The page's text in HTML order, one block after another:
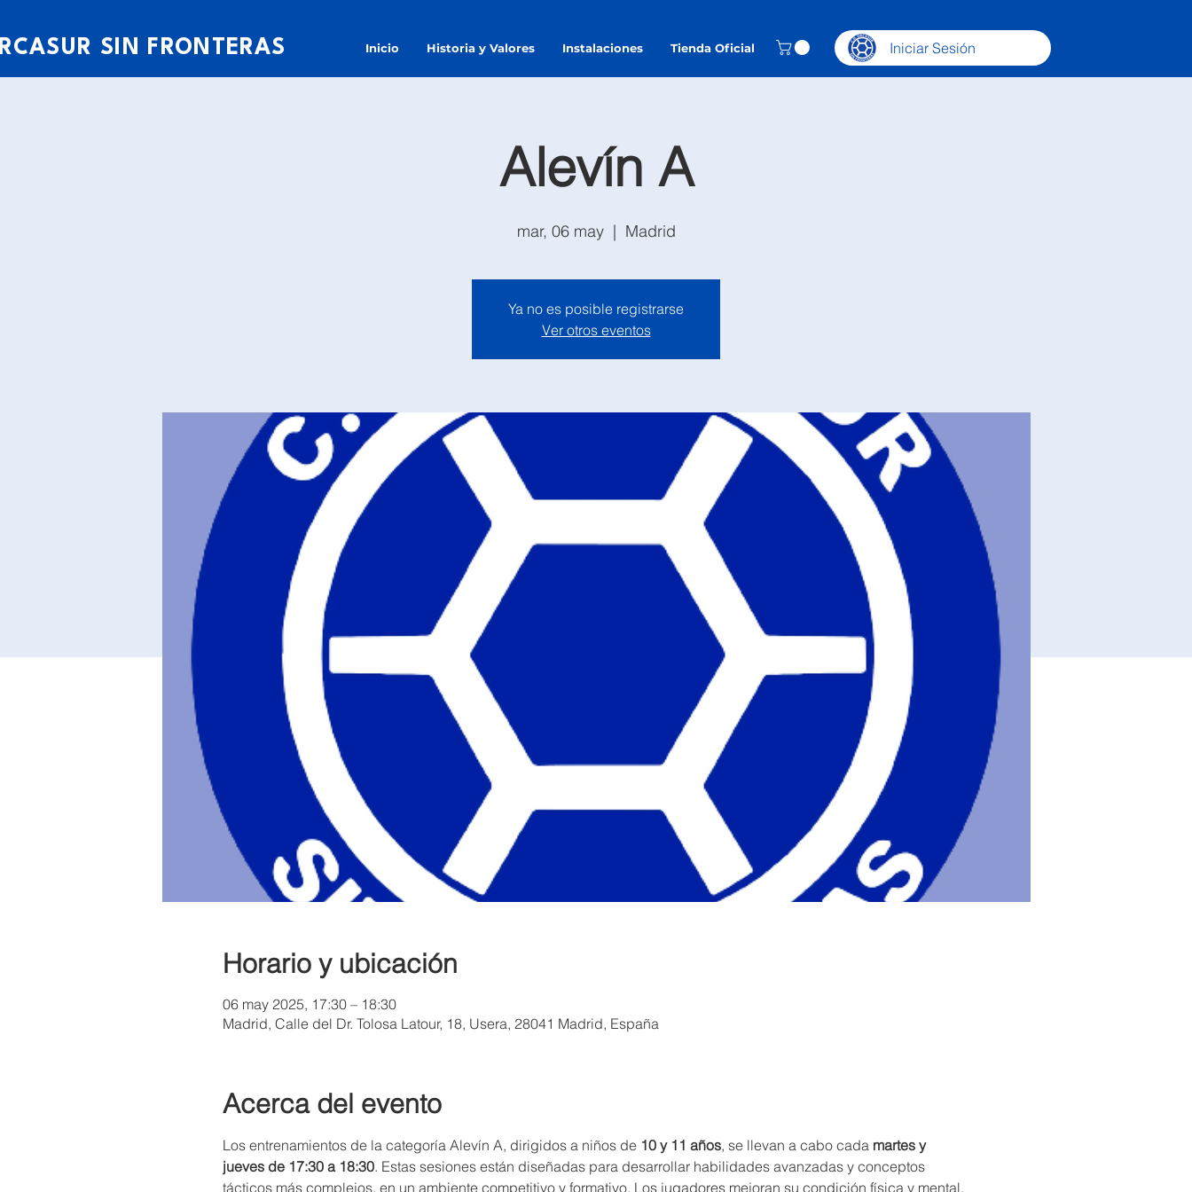
SIN FRONTERAS Inicio Historia y Valores Instalaciones Tienda Oficial Iniciar Sesión
Alevín A
mar, 06 may
  |
Madrid
Ya no es posible registrarse
Ver otros eventos
Horario y ubicación
06 may 2025, 17:30 – 18:30
Madrid, Calle del Dr. Tolosa Latour, 18, Usera, 28041 Madrid, España
Acerca del evento
Los entrenamientos de la categoría Alevín A, dirigidos a niños de 10 y 11 años, se llevan a cabo cada martes y
jueves de 17:30 a 18:30. Estas sesiones están diseñadas para desarrollar habilidades avanzadas y conceptos
tácticos más complejos, en un ambiente competitivo y formativo. Los jugadores mejoran su condición física y mental,